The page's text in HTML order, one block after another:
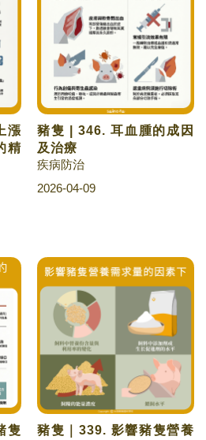
漲
精
豬隻 | 346. 耳血腫的成因
及治療
疾病防治
2026-04-09
隻
豬隻｜339. 影響豬隻營養